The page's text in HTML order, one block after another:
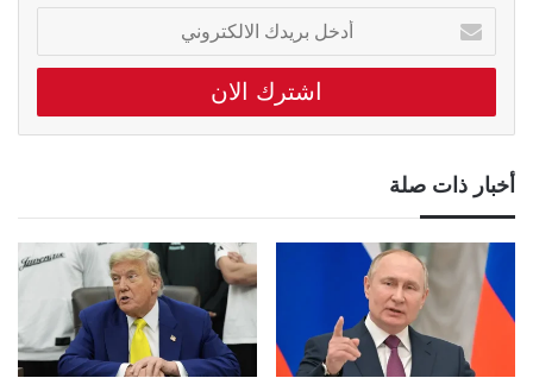
أدخل
بريدك
الالكتروني
أخبار ذات صلة